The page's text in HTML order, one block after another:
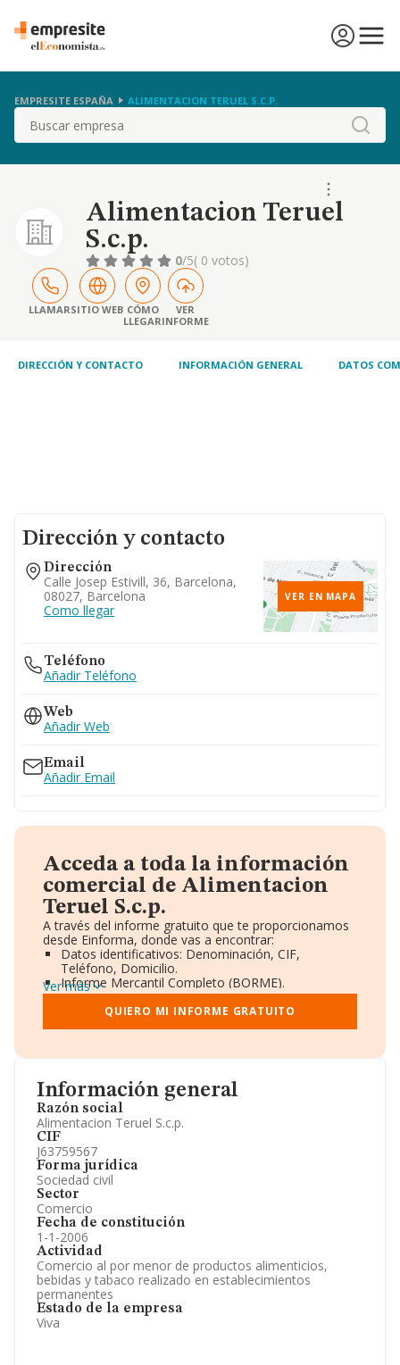
EMPRESITE ESPAÑA ALIMENTACION TERUEL S.C.P.
Buscar
Alimentacion Teruel
S.c.p.
0/5( 0 votos)
LLAMARSITIO WEB CÓMO
LLEGAR
VER
INFORME
DIRECCIÓN Y CONTACTO INFORMACIÓN GENERAL DATOS
Información general
Razón social
Alimentacion Teruel S.c.p.
CIF
J63759567
Forma jurídica
Sociedad civil
Sector
Comercio
Fecha de constitución
1-1-2006
Actividad
Comercio al por menor de productos alimenticios,
bebidas y tabaco realizado en establecimientos
permanentes
Estado de la empresa
Viva
Dirección y contacto
Dirección
Calle Josep Estivill, 36, Barcelona,
08027, Barcelona
Como llegar
VER EN MAPA
Teléfono
Añadir Teléfono
Web
Añadir Web
Email
Añadir Email
Acceda a toda la información
comercial de Alimentacion
Teruel S.c.p.
A través del informe gratuito que te proporcionamos
desde Einforma, donde vas a encontrar:
Datos identificativos: Denominación, CIF,
Teléfono, Domicilio.
Informe Mercantil Completo (BORME).
Gráficos de Evolución Ventas y Empleados.
Consejo de Administración y Administradores.
Directivos y Ejecutivos.
Información oficial y registral complementaria.
Ver más
QUIERO MI INFORME GRATUITO